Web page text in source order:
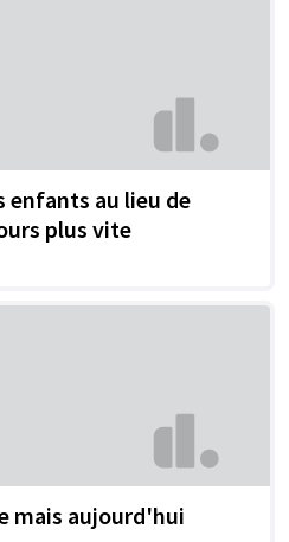
enfants au lieu de
plus vite
mais aujourd'hui